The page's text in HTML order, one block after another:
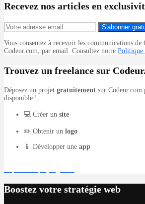
Recevez nos articles en
S'abonner
Vous consentez à recevoir les communications
Codeur.com, par email. Consultez notre Politique
Trouvez un freelance sur
Déposez un projet gratuitement sur
disponible !
💻 Créer un site
✏️ Obtenir un logo
📱 Développer une app
Boostez votre stratégie web